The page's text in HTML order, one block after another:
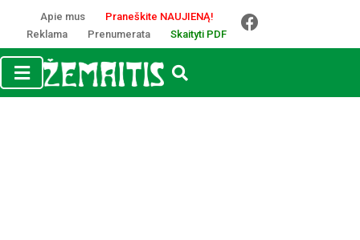
Apie mus
Praneškite NAUJIENĄ!
Reklama
Prenumerata Skaityti PDF